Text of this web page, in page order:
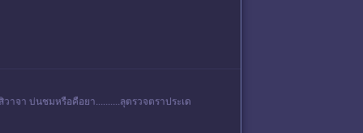
าจา บ่นชมหรือคือยา..........ลุตรวจตราประเด